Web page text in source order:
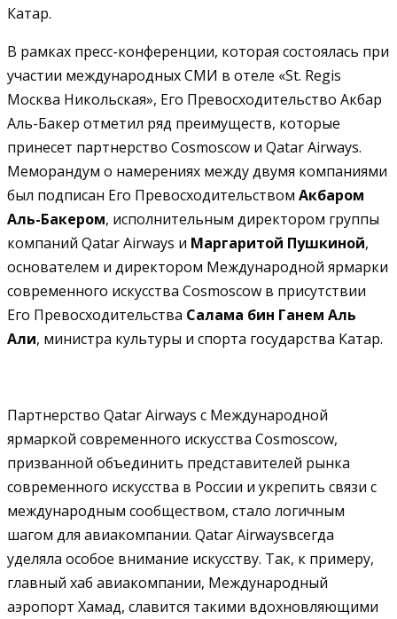
Катар.
В рамках пресс-конференции, которая состоялась при
участии международных СМИ в отеле «St. Regis
Москва Никольская», Его Превосходительство Акбар
Аль-Бакер отметил ряд преимуществ, которые
принесет партнерство Cosmoscow и Qatar Airways.
Меморандум о намерениях между двумя компаниями
был подписан Его Превосходительством Акбаром
Аль-Бакером, исполнительным директором группы
компаний Qatar Airways и Маргаритой Пушкиной,
основателем и директором Международной ярмарки
современного искусства Cosmoscow в присутствии
Его Превосходительства Салама бин Ганем Аль
Али, министра культуры и спорта государства Катар.
Партнерство Qatar Airways с Международной
ярмаркой современного искусства Cosmoscow,
призванной объединить представителей рынка
современного искусства в России и укрепить связи с
международным сообществом, стало логичным
шагом для авиакомпании. Qatar Airwaysвсегда
уделяла особое внимание искусству. Так, к примеру,
главный хаб авиакомпании, Международный
аэропорт Хамад, славится такими вдохновляющими